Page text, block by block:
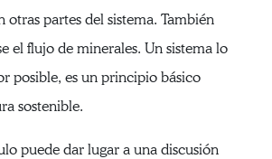
otras partes del sistema. También
el flujo de minerales. Un sistema lo
posible, es un principio básico
sostenible.
puede dar lugar a una discusión